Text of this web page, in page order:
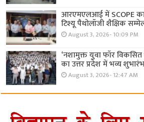
आरएमएलआई में SCOPE
टिश्यू पैथोलॉजी शैक्षिक
August 3, 2026- 10:09 PM
‘नशामुक्त युवा फॉर
का उत्तर प्रदेश में भव्य शुभारंभ
August 3, 2026- 12:47 AM